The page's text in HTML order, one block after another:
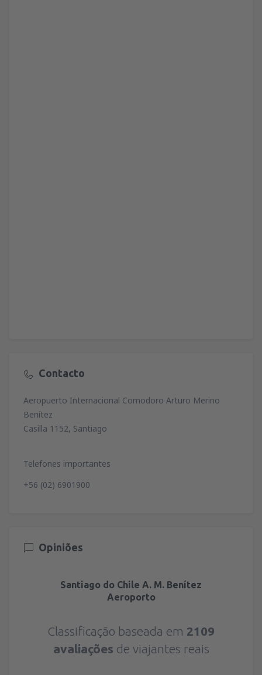
Contacto
Aeropuerto Internacional Comodoro Arturo Merino
Benítez
Casilla 1152, Santiago
Telefones importantes
+56 (02) 6901900
Opiniões
Santiago do Chile A. M. Benítez
Aeroporto
Classificação baseada em 2109
avaliações de viajantes reais